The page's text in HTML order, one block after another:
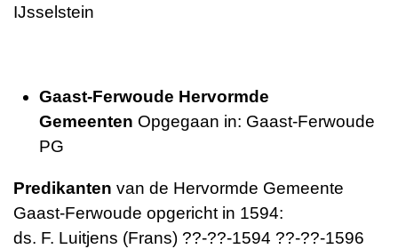
IJsselstein
Gaast-Ferwoude Hervormde
Gemeenten Opgegaan in: Gaast-Ferwoude
PG
Predikanten van de Hervormde Gemeente
Gaast-Ferwoude opgericht in 1594:
ds. F. Luitjens (Frans) ??-??-1594 ??-??-1596